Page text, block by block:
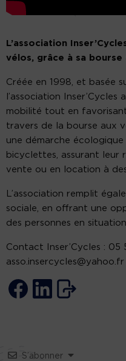
L’association
vélos, grâce à sa bourse
Créée en 1998, et basée
l’association
mobilité tout en
travers de la bourse aux
une démarche écologique
bicyclettes, assurant leur
vente ou en location à
L’association remplit
sociale, en offrant une
des personnes en
Contact Inser’Cycles :
S’abonner